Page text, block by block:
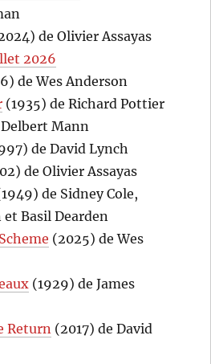
de Olivier Assayas
2026
de Wes Anderson
(1935) de Richard Pottier
Mann
de David Lynch
de Olivier Assayas
de Sidney Cole,
Basil Dearden
(2025) de Wes
(1929) de James
Return (2017) de David